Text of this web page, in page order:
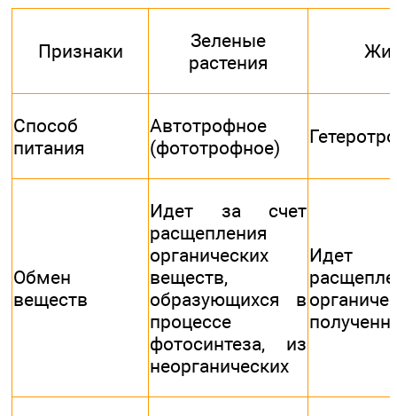
Признаки
Зеленые
растения
Способ
питания
Автотрофное
(фототрофное)
Обмен
веществ
Идет за счет
расщепления
органических
веществ,
образующихся в
процессе
фотосинтеза, из
неорганических
Идет